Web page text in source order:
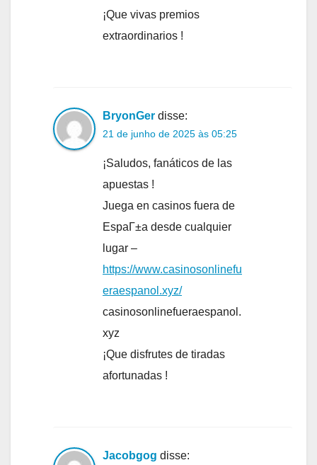
¡Que vivas premios
extraordinarios !
BryonGer disse:
21 de junho de 2025 às 05:25
¡Saludos, fanáticos de las
apuestas !
Juega en casinos fuera de
EspaГ±a desde cualquier
lugar –
https://www.casinosonlinefu
eraespanol.xyz/
casinosonlinefueraespanol.
xyz
¡Que disfrutes de tiradas
afortunadas !
Jacobgog disse: